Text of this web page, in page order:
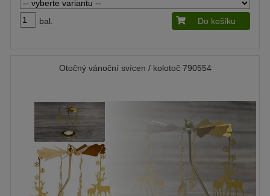
bal. Do košíku
Otočný vánoční svícen / kolotoč 790554